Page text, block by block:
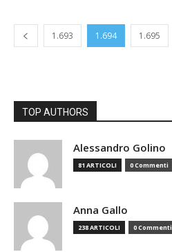
1.693 1.694 1.695
TOP AUTHORS
Alessandro Golino
81 ARTICOLI 0 Commenti
Anna Gallo
238 ARTICOLI 0 Commenti